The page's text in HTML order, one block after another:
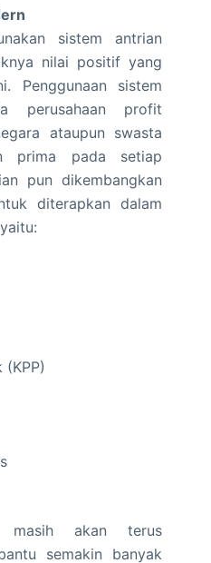
sistem antrian
nilai positif yang
Penggunaan sistem
perusahaan profit
ataupun swasta
prima pada setiap
pun dikembangkan
diterapkan dalam
(KPP)
masih akan terus
semakin banyak